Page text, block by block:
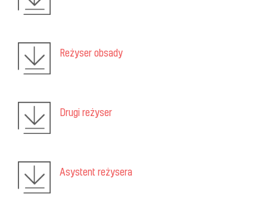
Reżyser obsady
Drugi reżyser
Asystent reżysera